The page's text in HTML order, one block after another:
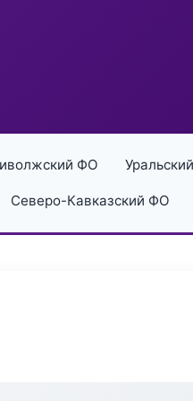
ФО
Северо-Кавказский ФО